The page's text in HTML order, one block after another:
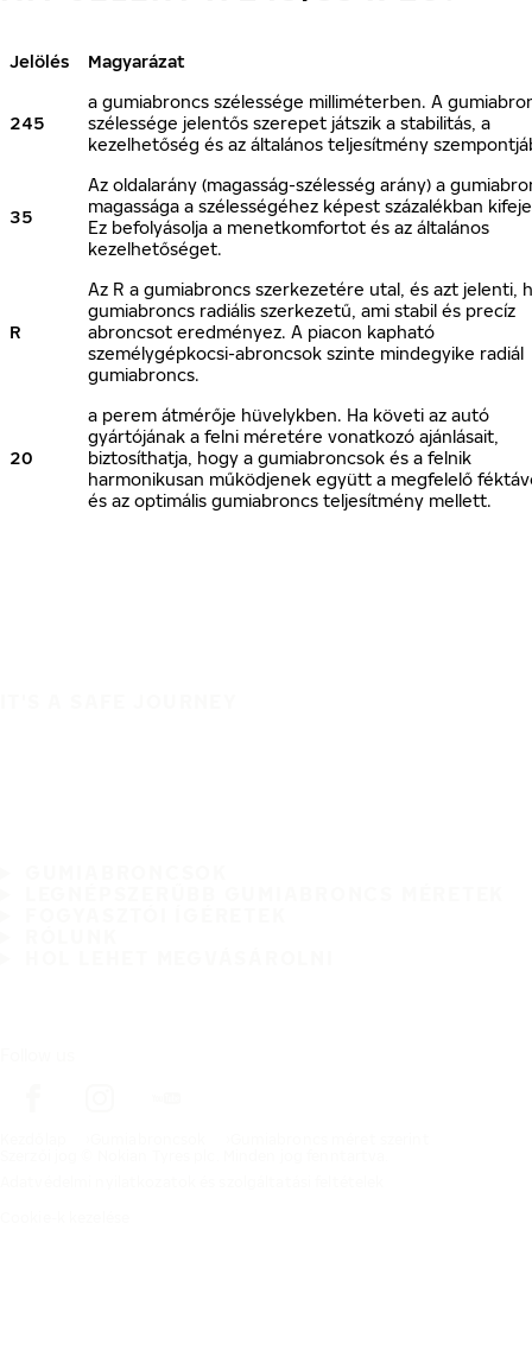
Jelölés Magyarázat
245
a gumiabroncs szélessége milliméterben. A
szélessége jelentős szerepet játszik a stabilitás, a
kezelhetőség és az általános teljesítmény
35
Az oldalarány (magasság-szélesség arány) a
magassága a szélességéhez képest százalékban
Ez befolyásolja a menetkomfortot és az általános
kezelhetőséget.
R
Az R a gumiabroncs szerkezetére utal, és azt jelenti,
gumiabroncs radiális szerkezetű, ami stabil és precíz
abroncsot eredményez. A piacon kapható
személygépkocsi-abroncsok szinte mindegyike radiál
gumiabroncs.
20
a perem átmérője hüvelykben. Ha követi az autó
gyártójának a felni méretére vonatkozó ajánlásait,
biztosíthatja, hogy a gumiabroncsok és a felnik
harmonikusan működjenek együtt a megfelelő
és az optimális gumiabroncs teljesítmény mellett.